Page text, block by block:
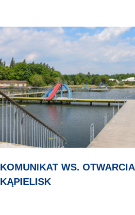
KOMUNIKAT WS. OTWARCIA
KĄPIELISK